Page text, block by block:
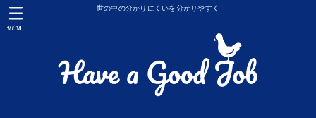
世の中の分かりにくいを分かりやすく
MENU